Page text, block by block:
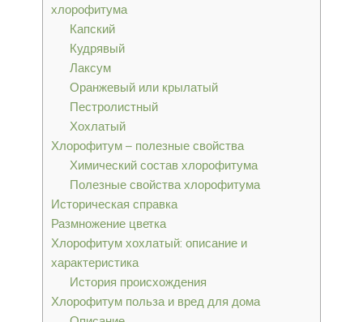
хлорофитума
Капский
Кудрявый
Лаксум
Оранжевый или крылатый
Пестролистный
Хохлатый
Хлорофитум – полезные свойства
Химический состав хлорофитума
Полезные свойства хлорофитума
Историческая справка
Размножение цветка
Хлорофитум хохлатый: описание и
характеристика
История происхождения
Хлорофитум польза и вред для дома